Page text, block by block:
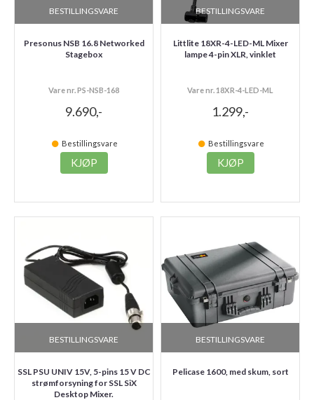
BESTILLINGSVARE
Presonus NSB 16.8 Networked
Stagebox
Vare nr. PS-NSB-168
9.690,-
Bestillingsvare
KJØP
BESTILLINGSVARE
Littlite 18XR-4-LED-ML Mixer
lampe 4-pin XLR, vinklet
Vare nr. 18XR-4-LED-ML
1.299,-
Bestillingsvare
KJØP
BESTILLINGSVARE
SSL PSU UNIV 15V, 5-pins 15 V DC
strømforsyning for SSL SiX
Desktop Mixer.
BESTILLINGSVARE
Pelicase 1600, med skum, sort